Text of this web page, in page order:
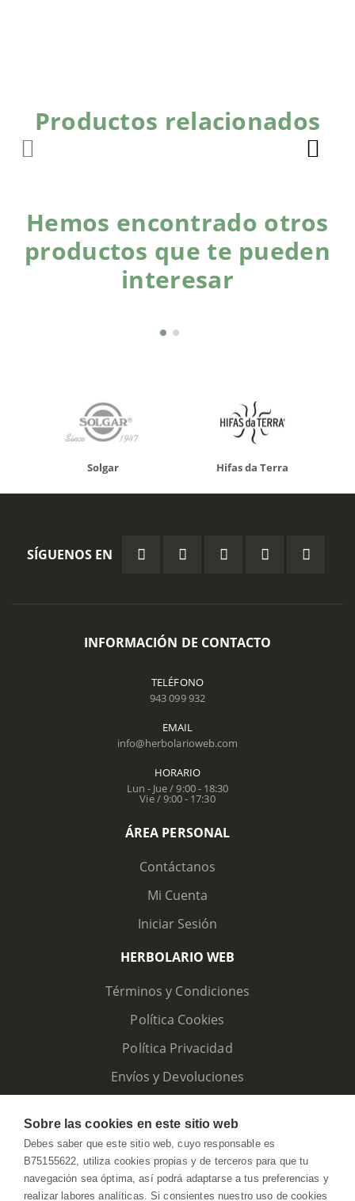
Productos relacionados
Hemos encontrado otros
productos que te pueden
interesar
Solgar Hifas da Terra
SÍGUENOS EN
INFORMACIÓN DE CONTACTO
TELÉFONO
943 099 932
EMAIL
info@herbolarioweb.com
HORARIO
Lun - Jue / 9:00 - 18:30
Vie / 9:00 - 17:30
ÁREA PERSONAL
Contáctanos
Mi Cuenta
Iniciar Sesión
HERBOLARIO WEB
Términos y Condiciones
Política Cookies
Política Privacidad
Envíos y Devoluciones
Sobre las cookies en este sitio web
Debes saber que este sitio web, cuyo responsable es
B75155622, utiliza cookies propias y de terceros para que tu
navegación sea óptima, así podrá adaptarse a tus preferencias y
realizar labores analíticas. Si consientes nuestro uso de cookies